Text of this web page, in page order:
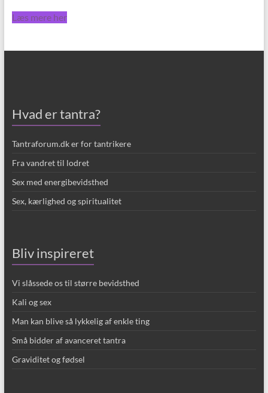
Læs mere her
Hvad er tantra?
Tantraforum.dk er for tantrikere
Fra vandret til lodret
Sex med energibevidsthed
Sex, kærlighed og spiritualitet
Bliv inspireret
Vi slåssede os til større bevidsthed
Kali og sex
Man kan blive så lykkelig af enkle ting
Små bidder af avanceret tantra
Graviditet og fødsel